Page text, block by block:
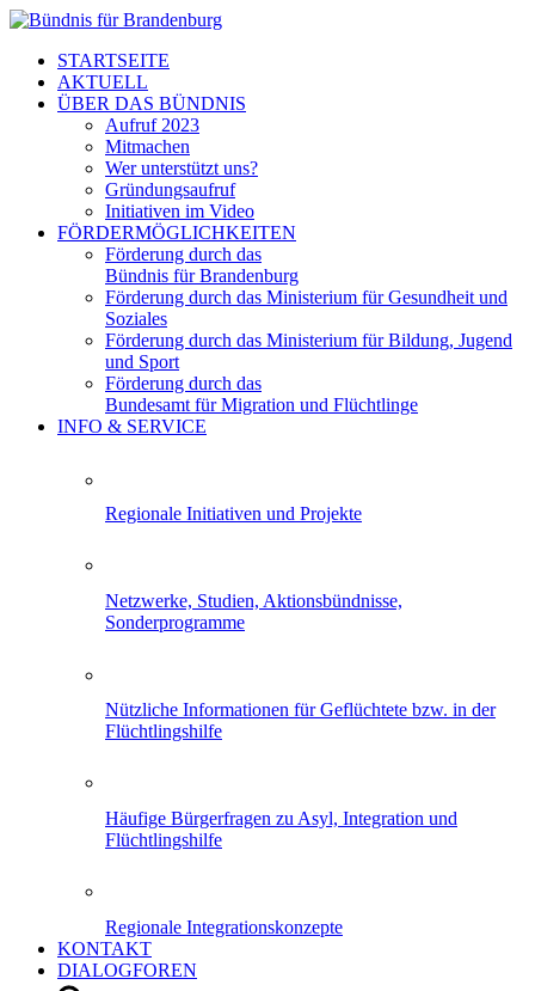
STARTSEITE
AKTUELL
ÜBER DAS BÜNDNIS
Aufruf 2023
Mitmachen
Wer unterstützt uns?
Gründungsaufruf
Initiativen im Video
FÖRDERMÖGLICHKEITEN
Förderung durch das
Bündnis für Brandenburg
Förderung durch das Ministerium für Gesundheit und
Soziales
Förderung durch das Ministerium für Bildung, Jugend
und Sport
Förderung durch das
Bundesamt für Migration und Flüchtlinge
INFO & SERVICE
Regionale Initiativen und Projekte
Netzwerke, Studien, Aktionsbündnisse,
Sonderprogramme
Nützliche Informationen für Geflüchtete bzw. in der
Flüchtlingshilfe
Häufige Bürgerfragen zu Asyl, Integration und
Flüchtlingshilfe
Regionale Integrationskonzepte
KONTAKT
DIALOGFOREN